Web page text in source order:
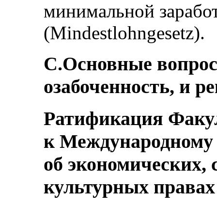
минимальной
(Mindestlohngesetz).
C.Основные
озабоченность, и
Ратификация
к Международному
об экономических,
культурных правах